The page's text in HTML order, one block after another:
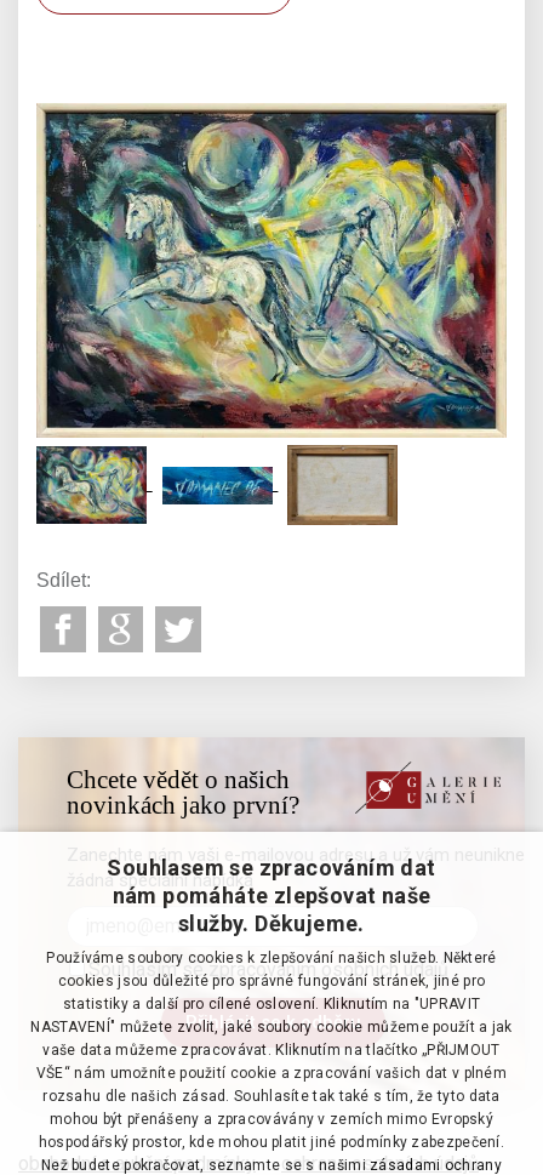
Sdílet:
Chcete vědět o našich
novinkách jako první?
Zanechte nám vaši e-mailovou adresu a už vám neunikne
žádná speciální nabídka
Souhlasím se zpracováním osobních údajů
obchodní a aukční podmínky · ochrana osobních údajů ·
Souhlasem se zpracováním dat
nám pomáháte zlepšovat naše
služby. Děkujeme.
Používáme soubory cookies k zlepšování našich služeb. Některé
cookies jsou důležité pro správné fungování stránek, jiné pro
statistiky a další pro cílené oslovení. Kliknutím na "UPRAVIT
NASTAVENÍ" můžete zvolit, jaké soubory cookie můžeme použít a jak
vaše data můžeme zpracovávat. Kliknutím na tlačítko „PŘIJMOUT
VŠE“ nám umožníte použití cookie a zpracování vašich dat v plném
rozsahu dle našich zásad. Souhlasíte tak také s tím, že tyto data
mohou být přenášeny a zpracovávány v zemích mimo Evropský
hospodářský prostor, kde mohou platit jiné podmínky zabezpečení.
Než budete pokračovat, seznamte se s našimizásadami ochrany